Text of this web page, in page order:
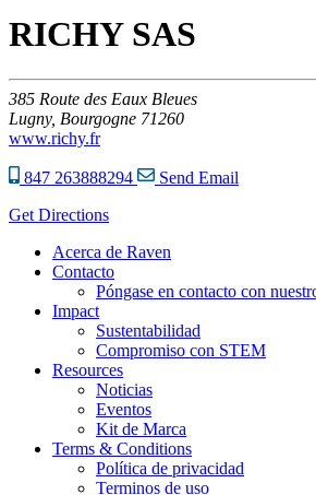
RICHY SAS
385 Route des Eaux Bleues
Lugny, Bourgogne 71260
www.richy.fr
847 263888294
Send Email
Get Directions
Acerca de Raven
Contacto
Póngase en contacto con
Impact
Sustentabilidad
Compromiso con STEM
Resources
Noticias
Eventos
Kit de Marca
Terms & Conditions
Política de privacidad
Terminos de uso